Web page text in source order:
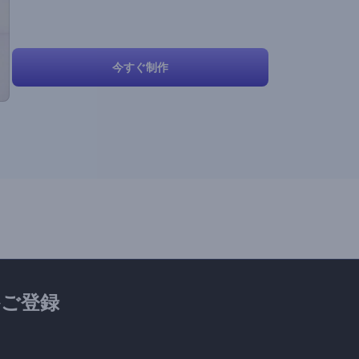
今すぐ制作
登録